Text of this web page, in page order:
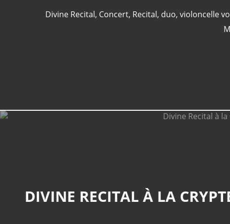
Divine Recital, Concert, Recital, duo, violoncelle